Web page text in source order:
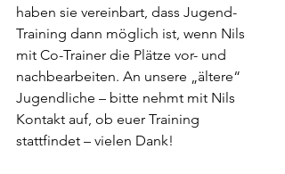
haben sie vereinbart, dass Jugend-
Training dann möglich ist, wenn Nils
mit Co-Trainer die Plätze vor- und
nachbearbeiten. An unsere „ältere“
Jugendliche – bitte nehmt mit Nils
Kontakt auf, ob euer Training
stattfindet – vielen Dank!